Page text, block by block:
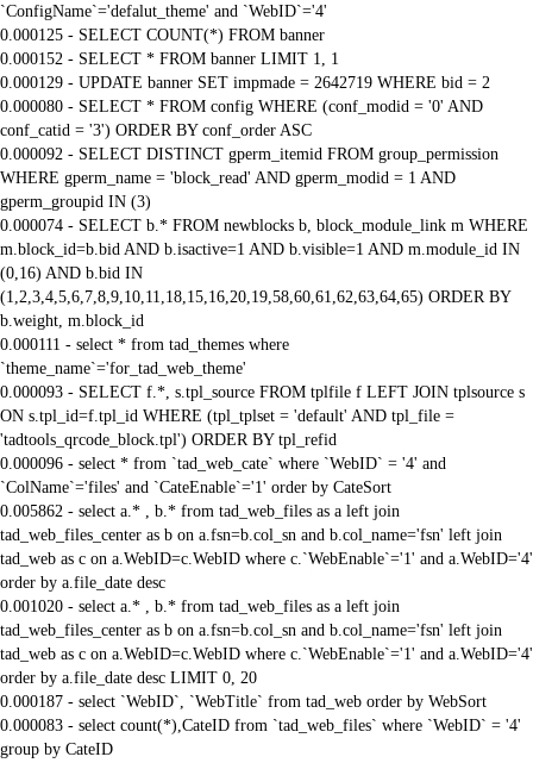
`ConfigName`='defalut_theme' and `WebID`='4'
0.000125 - SELECT COUNT(*) FROM banner
0.000152 - SELECT * FROM banner LIMIT 1, 1
0.000129 - UPDATE banner SET impmade = 2642719 WHERE bid = 2
0.000080 - SELECT * FROM config WHERE (conf_modid = '0' AND
conf_catid = '3') ORDER BY conf_order ASC
0.000092 - SELECT DISTINCT gperm_itemid FROM group_permission
WHERE gperm_name = 'block_read' AND gperm_modid = 1 AND
gperm_groupid IN (3)
0.000074 - SELECT b.* FROM newblocks b, block_module_link m WHERE
m.block_id=b.bid AND b.isactive=1 AND b.visible=1 AND m.module_id IN
(0,16) AND b.bid IN
(1,2,3,4,5,6,7,8,9,10,11,18,15,16,20,19,58,60,61,62,63,64,65) ORDER BY
b.weight, m.block_id
0.000111 - select * from tad_themes where
`theme_name`='for_tad_web_theme'
0.000093 - SELECT f.*, s.tpl_source FROM tplfile f LEFT JOIN tplsource s
ON s.tpl_id=f.tpl_id WHERE (tpl_tplset = 'default' AND tpl_file =
'tadtools_qrcode_block.tpl') ORDER BY tpl_refid
0.000096 - select * from `tad_web_cate` where `WebID` = '4' and
`ColName`='files' and `CateEnable`='1' order by CateSort
0.005862 - select a.* , b.* from tad_web_files as a left join
tad_web_files_center as b on a.fsn=b.col_sn and b.col_name='fsn' left join
tad_web as c on a.WebID=c.WebID where c.`WebEnable`='1' and a.WebID='4'
order by a.file_date desc
0.001020 - select a.* , b.* from tad_web_files as a left join
tad_web_files_center as b on a.fsn=b.col_sn and b.col_name='fsn' left join
tad_web as c on a.WebID=c.WebID where c.`WebEnable`='1' and a.WebID='4'
order by a.file_date desc LIMIT 0, 20
0.000187 - select `WebID`, `WebTitle` from tad_web order by WebSort
0.000083 - select count(*),CateID from `tad_web_files` where `WebID` = '4'
group by CateID